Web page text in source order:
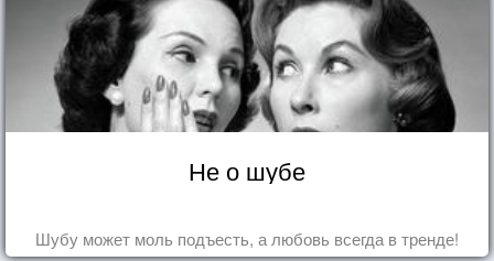
Не о шубе
Шубу может моль подъесть, а любовь всегда в тренде!